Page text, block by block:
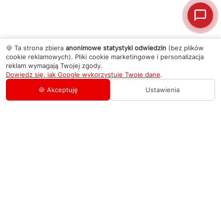
🍪 Ta strona zbiera anonimowe statystyki odwiedzin (bez plików
cookie reklamowych). Pliki cookie marketingowe i personalizacja
reklam wymagają Twojej zgody.
Dowiedz się, jak Google wykorzystuje Twoje dane.
🍪 Akceptuję
Ustawienia